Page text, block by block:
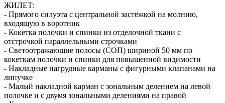
ЖИЛЕТ:
- Прямого силуэта с центральной застёжкой на молнию,
входящую в воротник
- Кокетка полочки и спинки из отделочной ткани с
отстрочкой параллельными строчками
- Светоотражающие полосы (СОП) шириной 50 мм по
кокеткам полочки и спинки для повышенной видимости
- Накладные нагрудные карманы с фигурными клапанами на
липучке
- Малый накладной карман с зональным делением на левой
полочке и с двумя зональными делениями на правой